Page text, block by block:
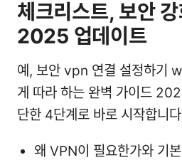
체크리스트, 보안
2025 업데이트
예, 보안 vpn 연결 설정하기
게 따라 하는 완벽 가이드
단한 4단계로 바로 시작합니
왜 VPN이 필요한가와 기본